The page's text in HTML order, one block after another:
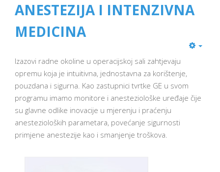
ANESTEZIJA I INTENZIVNA
MEDICINA
Izazovi radne okoline u operacijskoj sali zahtjevaju
opremu koja je intuitivna, jednostavna za korištenje,
pouzdana i sigurna. Kao zastupnici tvrtke GE u svom
programu imamo monitore i anesteziološke uređaje čije
su glavne odlike inovacije u mjerenju i praćenju
anestezioloških parametara, povećanje sigurnosti
primjene anestezije kao i smanjenje troškova.